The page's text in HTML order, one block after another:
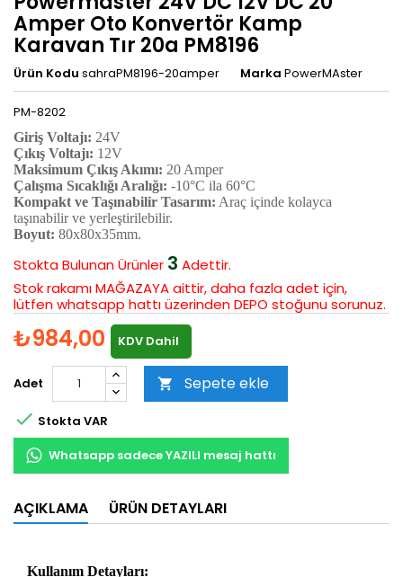
Amper Oto Konvertör Kamp
Karavan Tır 20a PM8196
Ürün Kodu sahraPM8196-20amper Marka PowerMAster
PM-8202
Giriş Voltajı: 24V
Çıkış Voltajı: 12V
Maksimum Çıkış Akımı: 20 Amper
Çalışma Sıcaklığı Aralığı: -10°C ila 60°C
Kompakt ve Taşınabilir Tasarım: Araç içinde kolayca
taşınabilir ve yerleştirilebilir.
Boyut: 80x80x35mm.
Stokta BulunanÜrünler 3 Adettir.
Stok rakamı MAĞAZAYA aittir, daha fazla adet için,
lütfen whatsapp hattı üzerinden DEPO stoğunu sorunuz.
₺984,00 KDV Dahil
Adet  Sepete ekle
 Stokta VAR
Whatsapp sadece YAZILI mesaj hattı
AÇIKLAMA ÜRÜN DETAYLARI
Kullanım Detayları: